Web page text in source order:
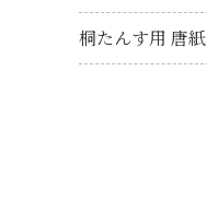
桐たんす用 唐紙